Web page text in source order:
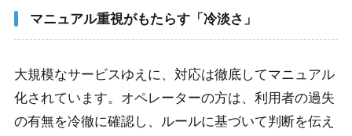
マニュアル重視がもたらす「冷淡さ」
大規模なサービスゆえに、対応は徹底してマニュアル
化されています。オペレーターの方は、利用者の過失
の有無を冷徹に確認し、ルールに基づいて判断を伝え